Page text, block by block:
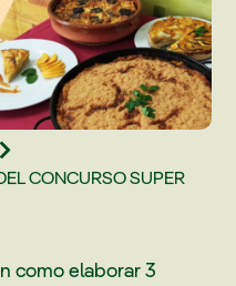

CONCURSO SUPER
como elaborar 3